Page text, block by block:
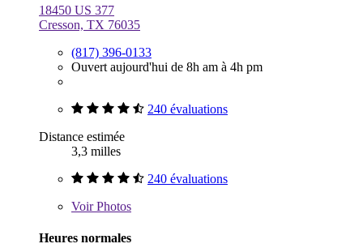
18450 US 377
Cresson, TX 76035
(817) 396-0133
Ouvert aujourd'hui de 8h am à 4h pm
240 évaluations
Distance estimée
3,3 milles
240 évaluations
VoirPhotos
Heures normales